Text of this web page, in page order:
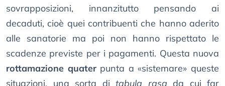
sovrapposizioni, innanzitutto pensando ai
decaduti, cioè quei contribuenti che hanno aderito
alle sanatorie ma poi non hanno rispettato le
scadenze previste per i pagamenti. Questa nuova
rottamazione quaterpunta a «sistemare» queste
situazioni, una sorta di tabula rasa da cui far